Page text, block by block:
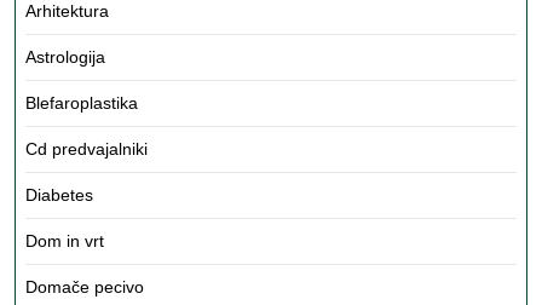
Arhitektura
Astrologija
Blefaroplastika
Cd predvajalniki
Diabetes
Dom in vrt
Domače pecivo